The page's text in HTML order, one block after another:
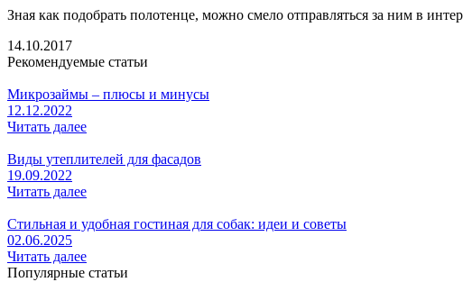
Зная как подобрать полотенце, можно смело отправляться за ним в
14.10.2017
Рекомендуемые статьи
Микрозаймы – плюсы и минусы
12.12.2022
Читать далее
Виды утеплителей для фасадов
19.09.2022
Читать далее
Стильная и удобная гостиная для собак: идеи и советы
02.06.2025
Читать далее
Популярные статьи